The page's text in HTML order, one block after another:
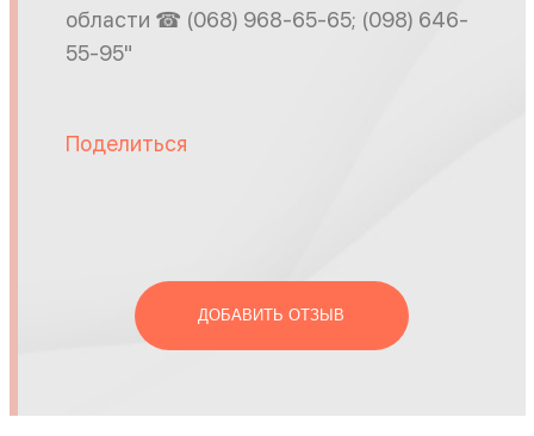
области ☎ (068) 968-65-65; (098) 646-
55-95"
Поделиться
ДОБАВИТЬ ОТЗЫВ